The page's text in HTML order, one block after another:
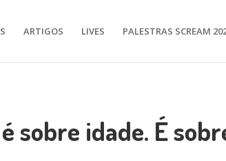
ARTIGOS LIVES PALESTRAS SCREAM
sobre idade. É